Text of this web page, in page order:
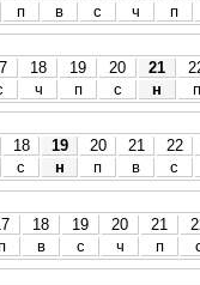
п в с ч п
18 19 20 21
ч п с н п
18 19 20 21 22
с н п в с
18 19 20 21
в с ч п